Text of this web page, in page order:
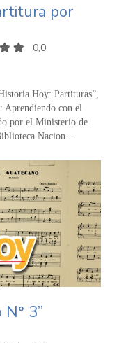
por
0,0
Hoy: Partituras”,
Aprendiendo con el
por el Ministerio de
Nacion...
N° 3”